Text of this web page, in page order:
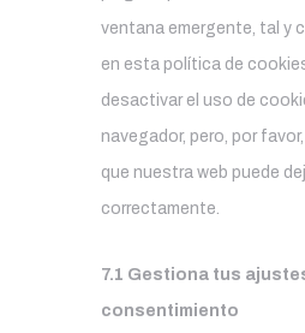
ventana emergente, tal y
en esta política de
desactivar el uso de
navegador, pero, por
que nuestra web puede
correctamente.
7.1 Gestiona tus
consentimiento